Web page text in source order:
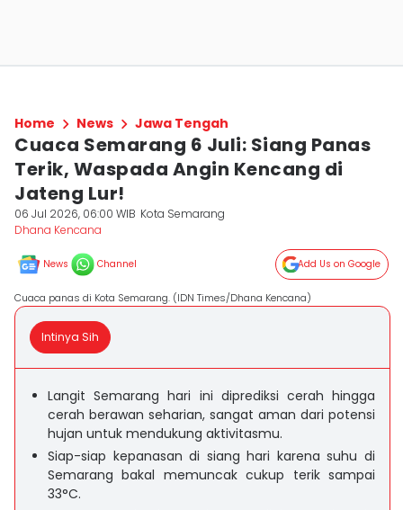
Home News Jawa Tengah
Cuaca Semarang 6 Juli: Siang Panas
Terik, Waspada Angin Kencang di
Jateng Lur!
06 Jul 2026, 06:00 WIB Kota Semarang
Dhana Kencana
News Channel Add Us on Google
Cuaca panas di Kota Semarang. (IDN Times/Dhana Kencana)
Intinya Sih
Langit Semarang hari ini diprediksi cerah hingga
cerah berawan seharian, sangat aman dari potensi
hujan untuk mendukung aktivitasmu.
Siap-siap kepanasan di siang hari karena suhu di
Semarang bakal memuncak cukup terik sampai
33°C.